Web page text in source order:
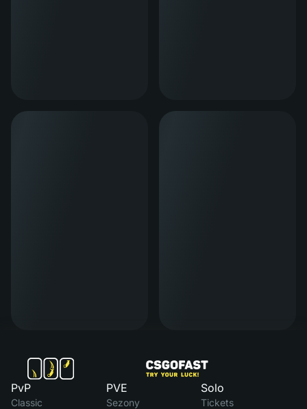
PvP
Classic
PVE
Sezony
Solo
Tickets